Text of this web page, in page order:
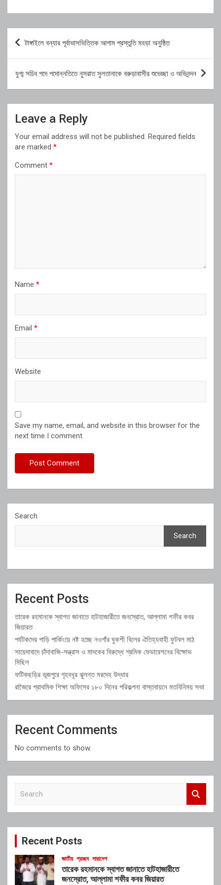
Post
navigation
টাঙ্গাইলে বন্যার পূর্বাভাসভিত্তিক আগাম প্রস্তুতি মহড়া অনুষ্ঠিত
যুগ্ম সচিব পদে পদোন্নতিতে নুসরাত সুলতানাকে বরুড়াবাসীর শুভেচ্ছা ও অভিনন্দন
Leave a Reply
Your email address will not be published. Required fields
are marked *
Comment *
Name *
Email *
Website
Save my name, email, and website in this browser for the
next time I comment.
Search
Search
Recent Posts
তারেক রহমানকে স্বাগত জানাতে হাটহাজারীতে জনস্রোত, আল্লামা শফীর কবর
জিয়ারত
পর্যটকদের গাড়ি পার্কিংয়ে নষ্ট হচ্ছে নওগাঁর ঘুকশী বিলের ঐতিহ্যবাহী ফুটবল মাঠ
সায়েদাবাদে চাঁদাবাজি-সন্ত্রাস ও মাদকের বিরুদ্ধে শ্রমিক ফেডারেশনের বিক্ষোভ
মিছিল
ফটিকছড়ির ভূজপুরে গৃহবধূর ঝুলন্ত মরদেহ উদ্ধার
রাজৈরে প্রাথমিক শিক্ষা অফিসের ১৮০ দিনের পরিকল্পনা বাস্তবায়নে মতবিনিময় সভা
Recent Comments
No comments to show.
c
Recent Posts
জাতীয় প্রচ্ছদ সারাদেশ
তারেক রহমানকে স্বাগত জানাতে হাটহাজারীতে
জনস্রোত, আল্লামা শফীর কবর জিয়ারত